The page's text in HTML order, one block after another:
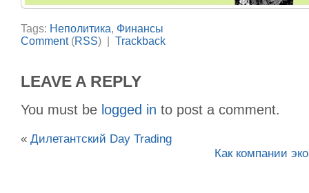
Tags: Неполитика, Финансы
Comment(RSS) | Trackback
LEAVE A REPLY
You must be logged in to post a comment.
« Дилетантский Day Trading
Как компании